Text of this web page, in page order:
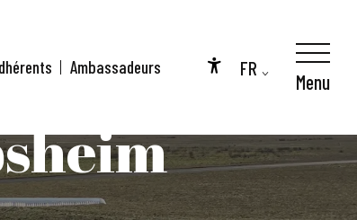
Accessibilité
FR
Ambassadeurs
Menu